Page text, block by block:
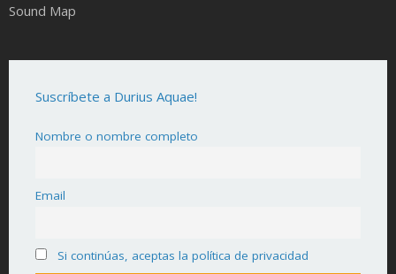
Sound Map
Suscríbete a Durius Aquae!
Nombre o nombre completo
Email
Si continúas, aceptas la política de privacidad